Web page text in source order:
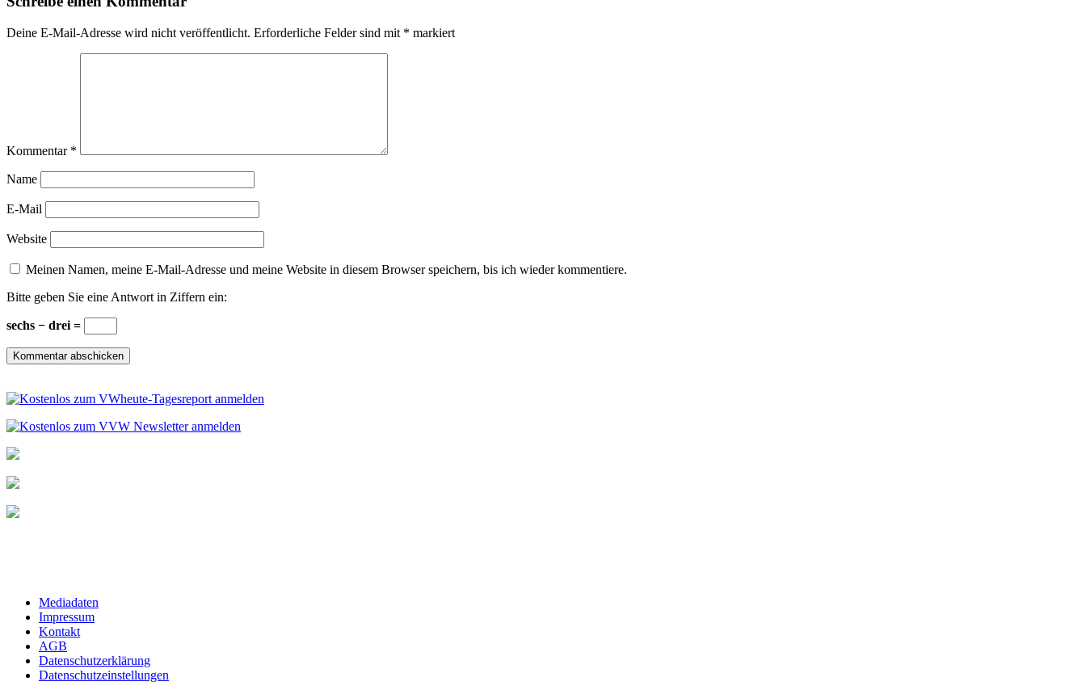
Deine E-Mail-Adresse wird nicht veröffentlicht. Erforderliche Felder sind mit * markiert
Kommentar *
Name
E-Mail
Website
Meinen Namen, meine E-Mail-Adresse und meine Website in diesem Browser speichern, bis ich wieder kommentiere.
Bitte geben Sie eine Antwort in Ziffern ein:
sechs − drei =
Mediadaten
Impressum
Kontakt
AGB
Datenschutzerklärung
Datenschutzeinstellungen